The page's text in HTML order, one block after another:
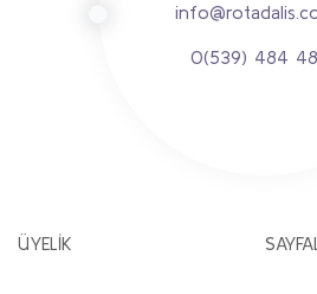
0(539) 484
ÜYELİK